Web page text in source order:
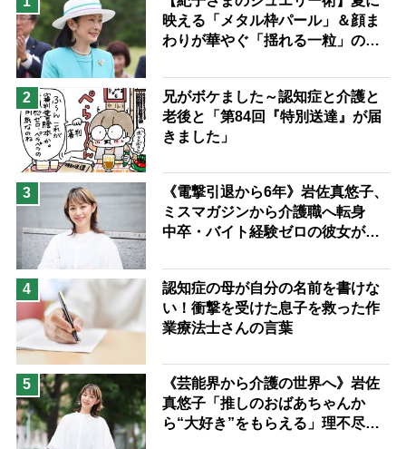
兄がボケました
便利なサービス
予防法
映える「メタル枠パール」＆顔ま
わりが華やぐ「揺れる一粒」の使
2
兄がボケました～認知症と介護と
老後と「第84回『特別送達』が届
きました」
3
《電撃引退から6年》岩佐真悠子、
ミスマガジンから介護職へ転身
中卒・バイト経験ゼロの彼女が見
ながら自分らしくいられる」
4
認知症の母が自分の名前を書けな
い！衝撃を受けた息子を救った作
業療法士さんの言葉
5
《芸能界から介護の世界へ》岩佐
真悠子「推しのおばあちゃんか
ら“大好き”をもらえる」理不尽さ